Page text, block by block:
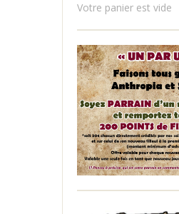
Votre panier est vide